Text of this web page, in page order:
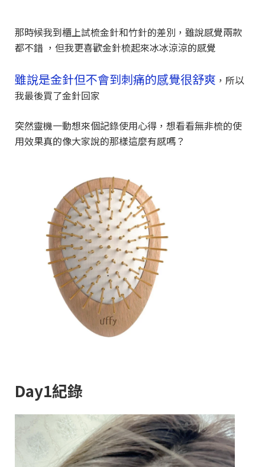
那時候我到櫃上試梳金針和竹針的差別，雖說感覺兩款
都不錯 ，但我更喜歡金針梳起來冰冰涼涼的感覺
雖說是金針但不會到刺痛的感覺很舒爽 ，所以
我最後買了金針回家
突然靈機一動想來個記錄使用心得，想看看無非梳的使
用效果真的像大家說的那樣這麼有感嗎？
Day1紀錄